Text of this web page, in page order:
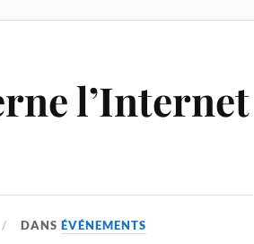
l’Internet
DANSÉVÉNEMENTS